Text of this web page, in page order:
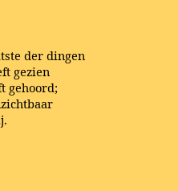
der dingen
gezien
gehoord;